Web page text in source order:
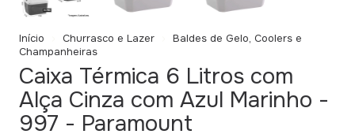
Início Churrasco e Lazer
Baldes de Gelo, Coolers e
Champanheiras
Caixa Térmica 6 Litros com
Alça Cinza com Azul Marinho -
997 - Paramount